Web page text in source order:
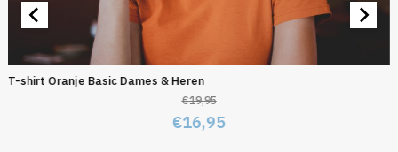
T-shirt Oranje Basic Dames & Heren
€19,95
Oorspronkelijke
€16,95Huidige